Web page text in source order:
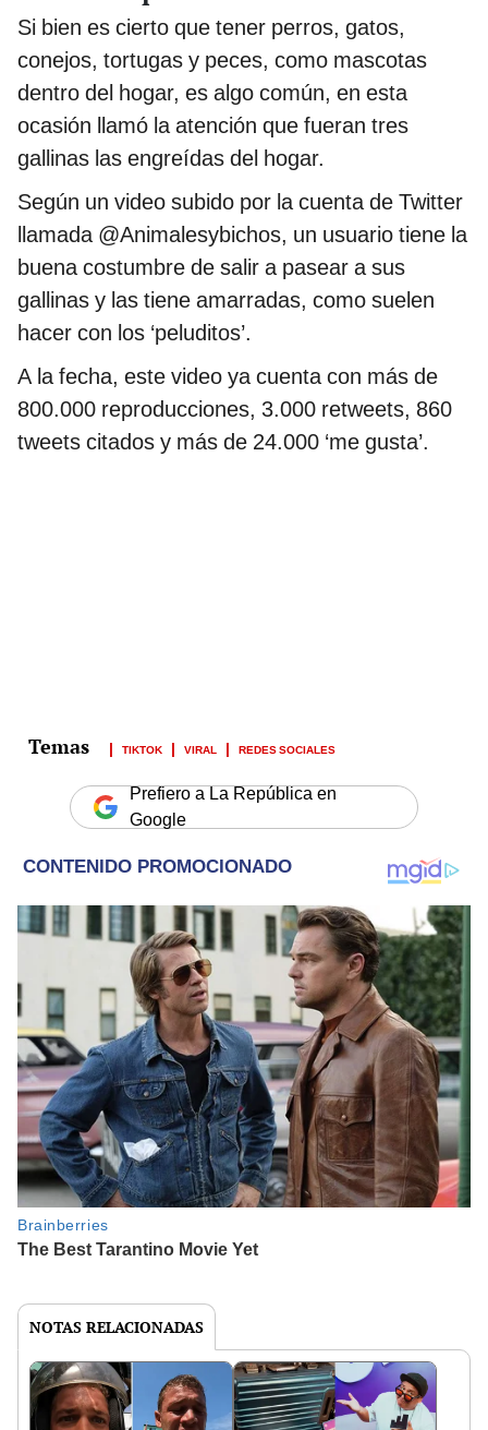
Si bien es cierto que tener perros, gatos,
conejos, tortugas y peces, como mascotas
dentro del hogar, es algo común, en esta
ocasión llamó la atención que fueran tres
gallinas las engreídas del hogar.
Según un video subido por la cuenta de Twitter
llamada @Animalesybichos, un usuario tiene la
buena costumbre de salir a pasear a sus
gallinas y las tiene amarradas, como suelen
hacer con los ‘peluditos’.
A la fecha, este video ya cuenta con más de
800.000 reproducciones, 3.000 retweets, 860
tweets citados y más de 24.000 ‘me gusta’.
TIKTOK VIRAL REDES SOCIALES
Prefiero a La República en
Google
NOTAS RELACIONADAS